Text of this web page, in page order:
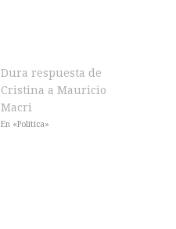
Dura respuesta de
Cristina a Mauricio
Macri
En «Política»